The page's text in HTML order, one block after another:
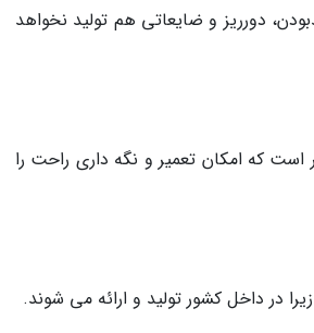
دورریز و ضایعاتی هم تولید نخواهد
که امکان تعمیر و نگه داری راحت را
در داخل کشور تولید و ارائه می شوند.